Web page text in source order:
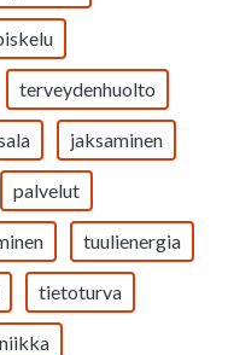
terveydenhuolto
jaksaminen
palvelut
tuulienergia
tietoturva